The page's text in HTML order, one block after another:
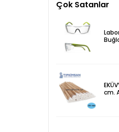
Çok Satanlar
cm.